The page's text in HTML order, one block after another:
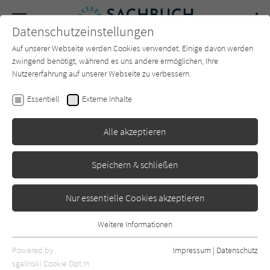
SUCHE Forum Charts Newsletter
Reimer Gronemeyer
Altersdiskriminierung unserer
Gesellschaft schadet
Droemer Erschienen: April 2025 0
Datenschutzeinstellungen
Auf unserer Webseite werden Cookies verwendet. Einige davon werden
zwingend benötigt, während es uns andere ermöglichen, Ihre
Nutzererfahrung auf unserer Webseite zu verbessern.
Essentiell Externe Inhalte
Alle akzeptieren
Speichern & schließen
Nur essentielle Cookies akzeptieren
Essentielle Cookies werden für grundlegende Funktionen der
Webseite benötigt. Dadurch ist gewährleistet, dass die Webseite
Weitere Informationen
Powered by
sgalinski Cookie Opt In
Impressum | Datenschutz